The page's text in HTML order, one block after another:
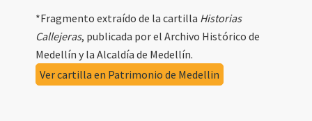
*Fragmento extraído de la cartilla Historias
Callejeras, publicada por el Archivo Histórico de
Medellín y la Alcaldía de Medellín.
Ver cartilla en Patrimonio de Medellin